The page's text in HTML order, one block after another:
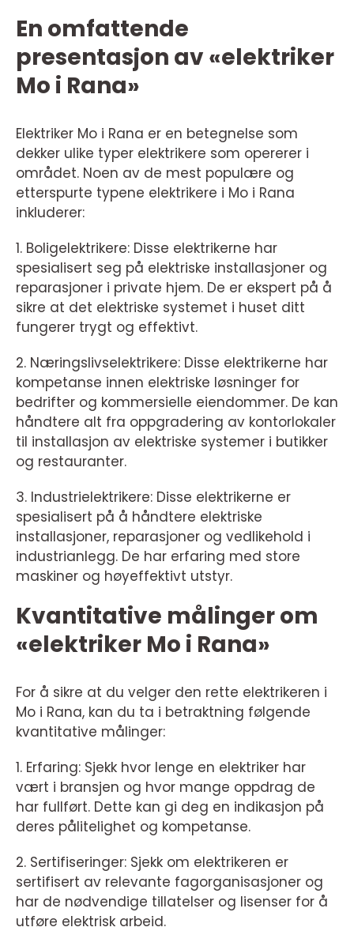
En omfattende
presentasjon av «elektriker
Mo i Rana»
Elektriker Mo i Rana er en betegnelse som
dekker ulike typer elektrikere som opererer i
området. Noen av de mest populære og
etterspurte typene elektrikere i Mo i Rana
inkluderer:
1. Boligelektrikere: Disse elektrikerne har
spesialisert seg på elektriske installasjoner og
reparasjoner i private hjem. De er ekspert på å
sikre at det elektriske systemet i huset ditt
fungerer trygt og effektivt.
2. Næringslivselektrikere: Disse elektrikerne har
kompetanse innen elektriske løsninger for
bedrifter og kommersielle eiendommer. De kan
håndtere alt fra oppgradering av kontorlokaler
til installasjon av elektriske systemer i butikker
og restauranter.
3. Industrielektrikere: Disse elektrikerne er
spesialisert på å håndtere elektriske
installasjoner, reparasjoner og vedlikehold i
industrianlegg. De har erfaring med store
maskiner og høyeffektivt utstyr.
Kvantitative målinger om
«elektriker Mo i Rana»
For å sikre at du velger den rette elektrikeren i
Mo i Rana, kan du ta i betraktning følgende
kvantitative målinger:
1. Erfaring: Sjekk hvor lenge en elektriker har
vært i bransjen og hvor mange oppdrag de
har fullført. Dette kan gi deg en indikasjon på
deres pålitelighet og kompetanse.
2. Sertifiseringer: Sjekk om elektrikeren er
sertifisert av relevante fagorganisasjoner og
har de nødvendige tillatelser og lisenser for å
utføre elektrisk arbeid.